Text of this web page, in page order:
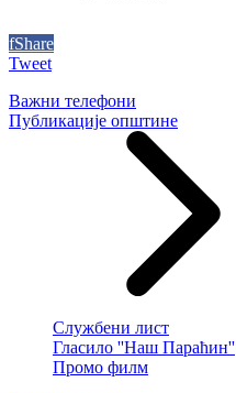
fShare
Tweet
Важни телефони
Публикације општине
Службени лист
Гласило ''Наш Параћин''
Промо филм